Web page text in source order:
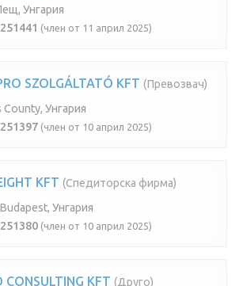
Унгария
(член от 11 април 2025)
SZOLGÁLTATÓ KFT (Превозвач)
County, Унгария
(член от 10 април 2025)
KFT (Спедиторска фирма)
Унгария
(член от 10 април 2025)
CONSULTING KFT (Друго)